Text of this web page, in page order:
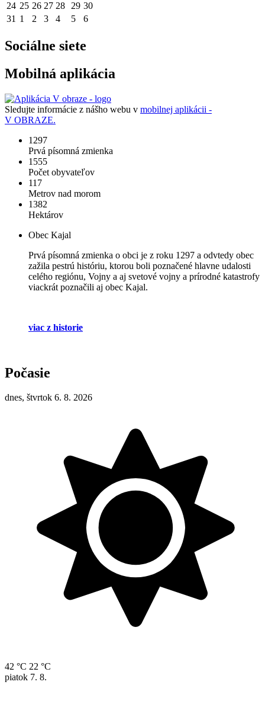
24 25 26 27 28 29 30
31 1 2 3 4 5 6
Sociálne siete
Mobilná aplikácia
Sledujte informácie z nášho webu v mobilnej aplikácii -
V OBRAZE.
1297
Prvá písomná zmienka
1555
Počet obyvateľov
117
Metrov nad morom
1382
Hektárov
Obec Kajal
Prvá písomná zmienka o obci je z roku 1297 a odvtedy obec
zažila pestrú históriu, ktorou boli poznačené hlavne udalosti
celého regiónu, Vojny a aj svetové vojny a prírodné katastrofy
viackrát poznačili aj obec Kajal.
viac z historie
Počasie
dnes, štvrtok 6. 8. 2026
42 °C 22 °C
piatok 7. 8.